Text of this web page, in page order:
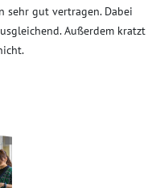
sehr gut vertragen. Dabei
Außerdem kratzt